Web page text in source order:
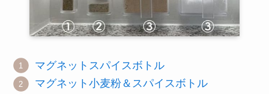
マグネットスパイスボトル
マグネット小麦粉＆スパイスボトル